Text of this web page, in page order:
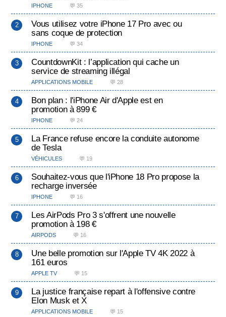
IPHONE 💬 35
Vous utilisez votre iPhone 17 Pro avec ou
sans coque de protection
IPHONE 💬 34
CountdownKit : l’application qui cache un
service de streaming illégal
APPLICATIONS MOBILE 💬 28
Bon plan : l'iPhone Air d'Apple est en
promotion à 899 €
IPHONE 💬 24
La France refuse encore la conduite autonome
de Tesla
VÉHICULES 💬 19
Souhaitez-vous que l'iPhone 18 Pro propose la
recharge inversée
IPHONE 💬 16
Les AirPods Pro 3 s'offrent une nouvelle
promotion à 198 €
AIRPODS 💬 16
Une belle promotion sur l'Apple TV 4K 2022 à
161 euros
APPLE TV 💬 15
La justice française repart à l'offensive contre
Elon Musk et X
APPLICATIONS MOBILE 💬 15